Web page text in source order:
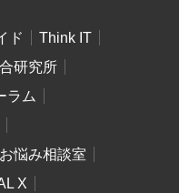
ド
Think IT
研究所
ラム
悩み相談室
X